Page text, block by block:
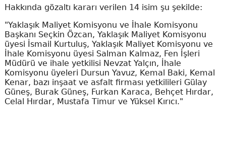
Hakkında gözaltı kararı verilen 14 isim şu şekilde:
"Yaklaşık Maliyet Komisyonu ve İhale Komisyonu
Başkanı Seçkin Özcan, Yaklaşık Maliyet Komisyonu
üyesi İsmail Kurtuluş, Yaklaşık Maliyet Komisyonu ve
İhale Komisyonu üyesi Salman Kalmaz, Fen İşleri
Müdürü ve ihale yetkilisi Nevzat Yalçın, İhale
Komisyonu üyeleri Dursun Yavuz, Kemal Baki, Kemal
Kenar, bazı inşaat ve asfalt firması yetkilileri Gülay
Güneş, Burak Güneş, Furkan Karaca, Behçet Hırdar,
Celal Hırdar, Mustafa Timur ve Yüksel Kırıcı."